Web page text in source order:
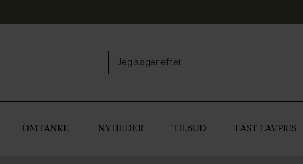
OMTANKE NYHEDER TILBUD FAST LAVPRIS